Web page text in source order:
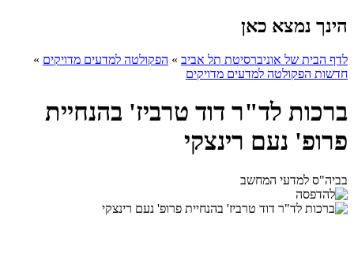
הינך נמצא כאן
לדף הבית של אוניברסיטת תל אביב » הפקולטה למדעים מדויקים »
חדשות הפקולטה למדעים מדויקים
ברכות לד"ר דוד טרביז' בהנחיית
פרופ' נעם רינצקי
בביה"ס למדעי המחשב